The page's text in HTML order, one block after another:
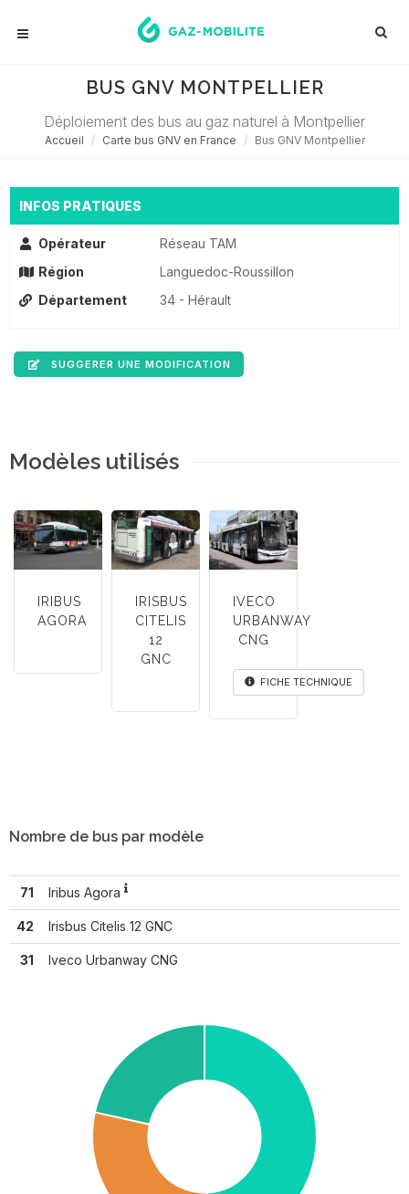
BUS GNV MONTPELLIER
Déploiement des bus au gaz naturel à Montpellier
Accueil Carte bus GNV en France Bus GNV Montpellier
INFOS PRATIQUES
Opérateur
Réseau TAM
Région
Languedoc-Roussillon
Département
34 - Hérault
SUGGERER UNE MODIFICATION
Modèles utilisés
IRIBUS
AGORA
IRISBUS
CITELIS
12
GNC
IVECO
URBANWAY
CNG
FICHE TECHNIQUE
Nombre de bus par modèle
71 Iribus Agora
42 Irisbus Citelis 12 GNC
31 Iveco Urbanway CNG